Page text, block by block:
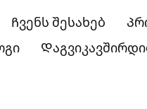
Ჩვენს შესახებ